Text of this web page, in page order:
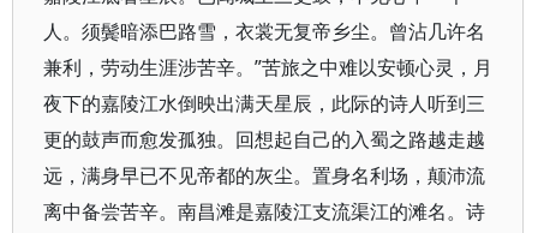
人。须鬓暗添巴路雪，衣裳无复帝乡尘。曾沾几许名
兼利，劳动生涯涉苦辛。”苦旅之中难以安顿心灵，月
夜下的嘉陵江水倒映出满天星辰，此际的诗人听到三
更的鼓声而愈发孤独。回想起自己的入蜀之路越走越
远，满身早已不见帝都的灰尘。置身名利场，颠沛流
离中备尝苦辛。南昌滩是嘉陵江支流渠江的滩名。诗